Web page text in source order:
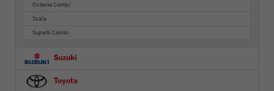
Octavia Combi
Scala
Superb Combi
Suzuki
Toyota